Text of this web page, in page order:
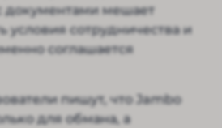
документами мешает
условия сотрудничества и
соглашается
пишут, что Jambo
для обмана, а